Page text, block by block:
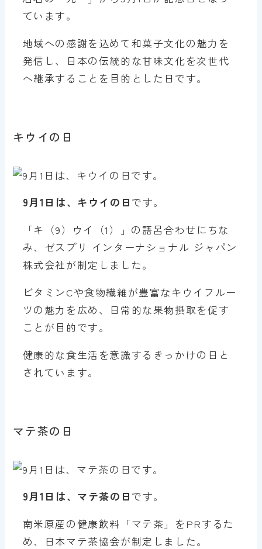
ています。
地域への感謝を込めて和菓子文化の魅力を
発信し、日本の伝統的な甘味文化を次世代
へ継承することを目的とした日です。
キウイの日
9月1日は、キウイの日 です。
「キ（9）ウイ（1）」の語呂合わせにちな
み、ゼスプリ インターナショナル ジャパン
株式会社が制定しました。
ビタミンCや食物繊維が豊富なキウイフルー
ツの魅力を広め、日常的な果物摂取を促す
ことが目的です。
健康的な食生活を意識するきっかけの日と
されています。
マテ茶の日
9月1日は、マテ茶の日 です。
南米原産の健康飲料「マテ茶」をPRするた
め、日本マテ茶協会が制定しました。